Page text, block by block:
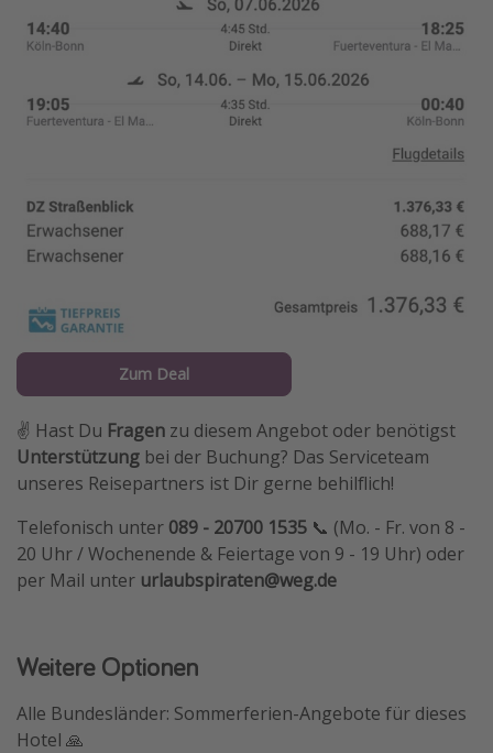
Zum Deal
✌️ Hast Du Fragen zu diesem Angebot oder benötigst
Unterstützung bei der Buchung? Das Serviceteam
unseres Reisepartners ist Dir gerne behilflich!
Telefonisch unter 089 - 20700 1535 📞 (Mo. - Fr. von 8 -
20 Uhr / Wochenende & Feiertage von 9 - 19 Uhr) oder
per Mail unter urlaubspiraten@weg.de
Weitere Optionen
Alle Bundesländer: Sommerferien-Angebote für dieses
Hotel 🙏